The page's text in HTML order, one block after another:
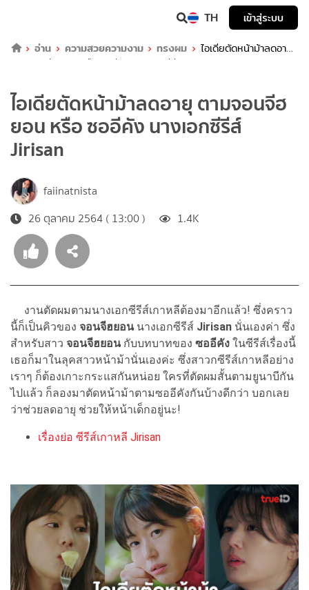
TH
เข้าสู่ระบบ
อ่าน
ความสวยความงาม ทรงผม
ไอเดียตัดหน้าม้าลดอายุ
ตามจอนจีฮยอน หรือ ซออีคัง นางเอกซีรีส์ Jirisan
ไอเดียตัดหน้าม้าลดอายุ ตามจอนจีฮ
ยอน หรือ ซออีคัง นางเอกซีรีส์
Jirisan
faiinatnista
26 ตุลาคม 2564 ( 13:00 )
1.4K
งานตัดผมตามนางเอกซีรีส์เกาหลีต้องมาอีกแล้ว! ซึ่งคราว
นี้ก็เป็นคิวของ จอนจีฮยอนนางเอกซีรีส์ Jirisan นั่นเองค่า ซึ่ง
สำหรับสาว จอนจีฮยอนกับบทบาทของ ซออีคัง ในซีรีส์เรื่องนี้
เธอก็มาในลุคสาวหน้าม้านั่นเองค่ะ ซึ่งสาวกซีรีส์เกาหลีอย่าง
เราๆ ก็ต้องเกาะกระแสกันหน่อย ใครที่ตัดผมสั้นตามยูนาบีกัน
ไปแล้ว ก็ลองมาตัดหน้าม้าตามซออีคังกันบ้างดีกว่า บอกเลย
ว่าช่วยลดอายุ ช่วยให้หน้าเด็กอยู่นะ!
เรื่องย่อ ซีรีส์เกาหลี Jirisan